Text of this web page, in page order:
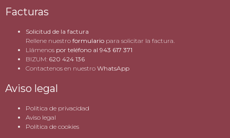
Facturas
Solicitud de la factura
Rellene nuestro formulario para solicitar la factura.
Llámenos por teléfono al 943 617 371
BIZUM: 620 424 136
Contactenos en nuestro WhatsApp
Aviso legal
Politica de privacidad
Aviso legal
Política de cookies